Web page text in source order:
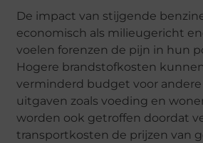
De impact van stijgende
economisch als milieugericht
voelen forenzen de pijn in hun
Hogere brandstofkosten
verminderd budget voor
uitgaven zoals voeding en
worden ook getroffen doordat
transportkosten de prijzen van